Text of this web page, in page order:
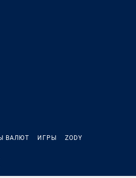
ВАЛЮТ ИГРЫ ZODY